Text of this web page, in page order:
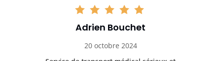
Adrien Bouchet
20 octobre 2024